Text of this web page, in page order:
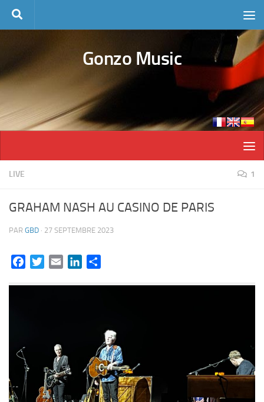
Skip to content
Gonzo Music
LIVE 1
GRAHAM NASH AU CASINO DE PARIS
PAR GBD · 27 SEPTEMBRE 2023
FacebookTwitterEmail LinkedIn